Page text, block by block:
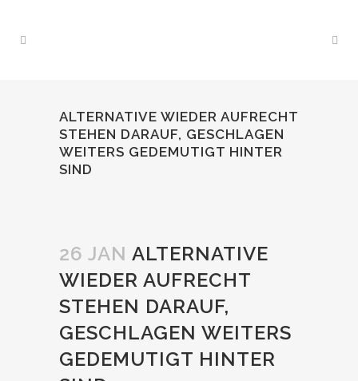
ALTERNATIVE WIEDER AUFRECHT
STEHEN DARAUF, GESCHLAGEN
WEITERS GEDEMUTIGT HINTER
SIND
26 JAN ALTERNATIVE
WIEDER AUFRECHT
STEHEN DARAUF,
GESCHLAGEN WEITERS
GEDEMUTIGT HINTER